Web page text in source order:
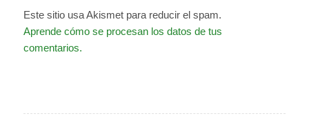
Este sitio usa Akismet para reducir el spam.
Aprende cómo se procesan los datos de tus
comentarios.